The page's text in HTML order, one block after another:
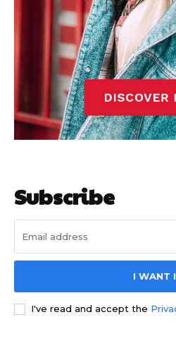
Subscribe
I WANT
I've read and accept the